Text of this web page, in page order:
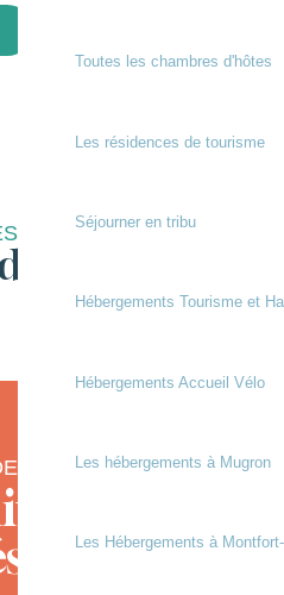
Toutes les chambres d'hôtes
Les résidences de tourisme
Séjourner en tribu
Hébergements Tourisme et
Hébergements Accueil Vélo
Les hébergements à Mugron
Les Hébergements à
SAVEURS
Chalosse
CHALOSSE
ses